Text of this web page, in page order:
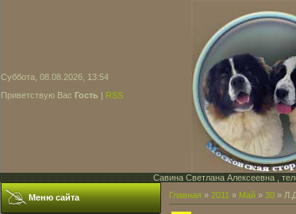
Суббота, 08.08.2026, 13:54
Приветствую Вас Гость | RSS
Савина Светлана Алексеевна ,
Меню сайта Главная » 2011 » Май » 30 »